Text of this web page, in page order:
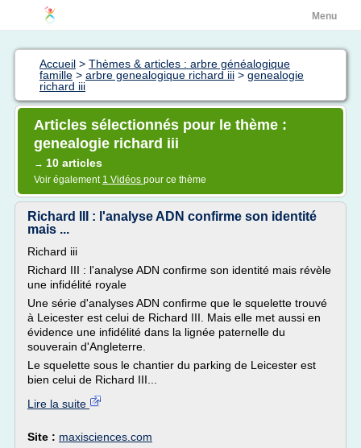
Menu
Accueil > Thèmes & articles : arbre généalogique
famille > arbre genealogique richard iii > genealogie
richard iii
Articles sélectionnés pour le thème :
genealogie richard iii
→ 10 articles
Voir également 1 Vidéos pour ce thème
Richard III : l'analyse ADN confirme son identité
mais ...
Richard iii
Richard III : l'analyse ADN confirme son identité mais révèle
une infidélité royale
Une série d'analyses ADN confirme que le squelette trouvé
à Leicester est celui de Richard III. Mais elle met aussi en
évidence une infidélité dans la lignée paternelle du
souverain d'Angleterre.
Le squelette sous le chantier du parking de Leicester est
bien celui de Richard III...
Lire la suite
Site : maxisciences.com